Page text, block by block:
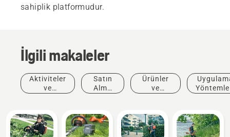
sahiplik platformudur.
İlgili makaleler
Aktiviteler
ve
Satın
Alma
Ürünler
ve